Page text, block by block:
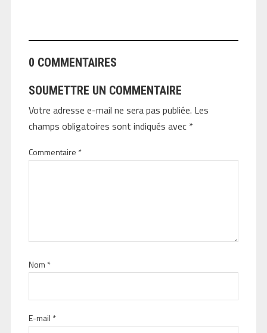
0 COMMENTAIRES
SOUMETTRE UN COMMENTAIRE
Votre adresse e-mail ne sera pas publiée. Les
champs obligatoires sont indiqués avec *
Commentaire *
Nom *
E-mail *